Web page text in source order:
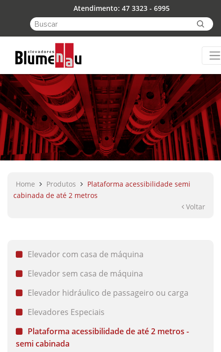
Atendimento: 47 3323 - 6995
Home Produtos
Plataforma acessibilidade semi
cabinada de até 2 metros
Voltar
Elevador com casa de máquina
Elevador sem casa de máquina
Elevador hidráulico de passageiro ou carga
Elevadores Especiais
Plataforma acessibilidade de até 2 metros -
semi cabinada